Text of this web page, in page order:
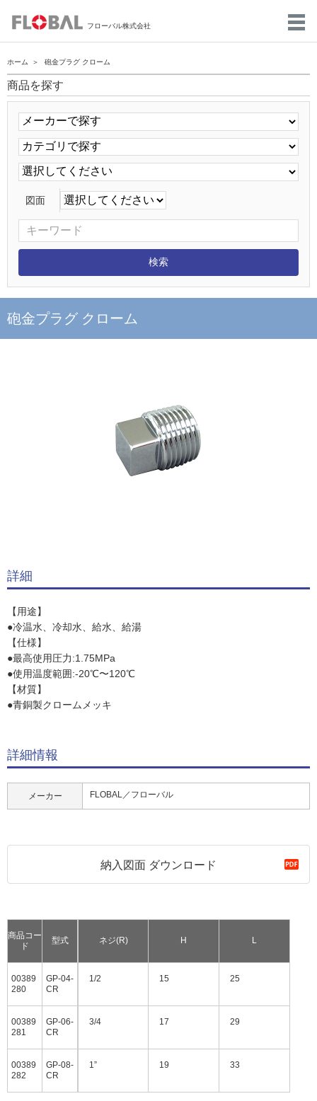
フローバル株式会社
ホーム 砲金プラグ クローム
商品を探す
図面
砲金プラグ クローム
詳細
【用途】
●冷温水、冷却水、給水、給湯
【仕様】
●最高使用圧力:1.75MPa
●使用温度範囲:-20℃〜120℃
【材質】
●青銅製クロームメッキ
詳細情報
メーカー FLOBAL／フローバル
納入図面 ダウンロード
商品コー
ド
型式
00389
280
GP‐04‐
CR
00389
281
GP‐06‐
CR
00389
282
GP‐08‐
CR
ネジ(R) H L
1/2 15 25
3/4 17 29
1” 19 33